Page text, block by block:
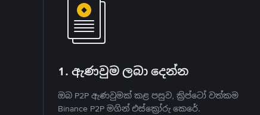
1. ඇණවුම ලබා දෙන්න
ඔබ P2P ඇණවුමක් කළ පසුව, ක්‍රිප්ටෝ වත්කම
Binance P2P මගින් එස්ක්‍රෝරු කෙරේ.